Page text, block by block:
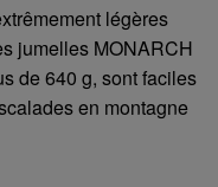
légères
jumelles MONARCH
de 640 g, sont faciles
en montagne